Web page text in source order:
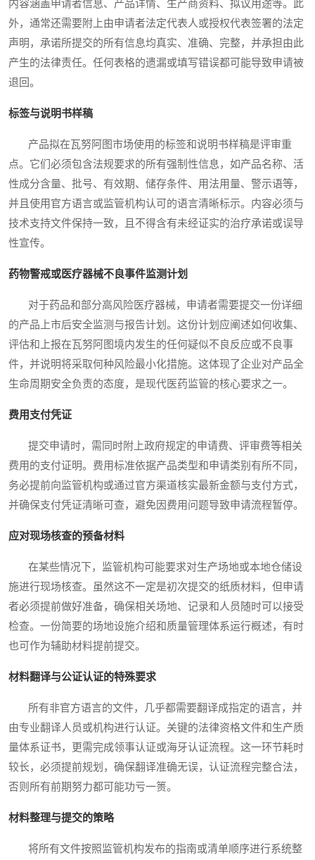
内容涵盖申请者信息、产品详情、生产商资料、拟议用途等。此
外，通常还需要附上由申请者法定代表人或授权代表签署的法定
声明，承诺所提交的所有信息均真实、准确、完整，并承担由此
产生的法律责任。任何表格的遗漏或填写错误都可能导致申请被
退回。
标签与说明书样稿
产品拟在瓦努阿图市场使用的标签和说明书样稿是评审重
点。它们必须包含法规要求的所有强制性信息，如产品名称、活
性成分含量、批号、有效期、储存条件、用法用量、警示语等，
并且使用官方语言或监管机构认可的语言清晰标示。内容必须与
技术支持文件保持一致，且不得含有未经证实的治疗承诺或误导
性宣传。
药物警戒或医疗器械不良事件监测计划
对于药品和部分高风险医疗器械，申请者需要提交一份详细
的产品上市后安全监测与报告计划。这份计划应阐述如何收集、
评估和上报在瓦努阿图境内发生的任何疑似不良反应或不良事
件，并说明将采取何种风险最小化措施。这体现了企业对产品全
生命周期安全负责的态度，是现代医药监管的核心要求之一。
费用支付凭证
提交申请时，需同时附上政府规定的申请费、评审费等相关
费用的支付证明。费用标准依据产品类型和申请类别有所不同，
务必提前向监管机构或通过官方渠道核实最新金额与支付方式，
并确保支付凭证清晰可查，避免因费用问题导致申请流程暂停。
应对现场核查的预备材料
在某些情况下，监管机构可能要求对生产场地或本地仓储设
施进行现场核查。虽然这不一定是初次提交的纸质材料，但申请
者必须提前做好准备，确保相关场地、记录和人员随时可以接受
检查。一份简要的场地设施介绍和质量管理体系运行概述，有时
也可作为辅助材料提前提交。
材料翻译与公证认证的特殊要求
所有非官方语言的文件，几乎都需要翻译成指定的语言，并
由专业翻译人员或机构进行认证。关键的法律资格文件和生产质
量体系证书，更需完成领事认证或海牙认证流程。这一环节耗时
较长，必须提前规划，确保翻译准确无误，认证流程完整合法，
否则所有前期努力都可能功亏一篑。
材料整理与提交的策略
将所有文件按照监管机构发布的指南或清单顺序进行系统整